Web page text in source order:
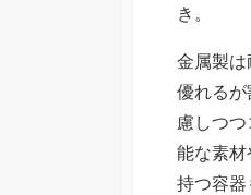
き。
金属製
優れる
慮しつ
能な素
持つ容